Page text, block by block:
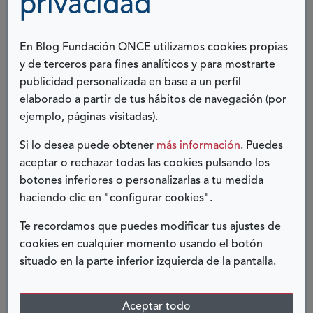
privacidad
En Blog Fundación ONCE utilizamos cookies propias
y de terceros para fines analíticos y para mostrarte
publicidad personalizada en base a un perfil
elaborado a partir de tus hábitos de navegación (por
ejemplo, páginas visitadas).
Si lo desea puede obtener más información. Puedes
aceptar o rechazar todas las cookies pulsando los
botones inferiores o personalizarlas a tu medida
haciendo clic en "configurar cookies".
Te recordamos que puedes modificar tus ajustes de
cookies en cualquier momento usando el botón
situado en la parte inferior izquierda de la pantalla.
Aceptar todo
sigue siendo bastante delicado: el sexo. Parece
sexual pero la sociedad aún no concibe la
relación entre personas con discapacidad y sexo.
Es un tabú que muy poco se trata en círculos
abiertos y que solemos ver con bastante
prejuicio. Precisamente por ello, los
protagonistas de 'Fuck in progress' utilizan sus
genitales como una parte esencial en sus
coreografías, quieren hacernos entender que
están vivos, que una discapacidad no tiene por
qué impedir una vida sexual plena, que todos
somos capaces de dar y recibir placer. Y a veces,
esto se muestra en la pieza con una cierta
porque al final el arte consiste en eso: